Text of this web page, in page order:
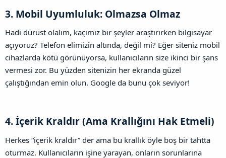
3. Mobil Uyumluluk: Olmazsa Olmaz​
Hadi dürüst olalım, kaçımız bir şeyler araştırırken bilgisayar
açıyoruz? Telefon elimizin altında, değil mi? Eğer siteniz mobil
cihazlarda kötü görünüyorsa, kullanıcıların size ikinci bir şans
vermesi zor. Bu yüzden sitenizin her ekranda güzel
çalıştığından emin olun. Google da bunu çok seviyor!
4. İçerik Kraldır (Ama Krallığını Hak Etmeli)​
Herkes “içerik kraldır” der ama bu krallık öyle boş bir tahtta
oturmaz. Kullanıcıların işine yarayan, onların sorunlarına